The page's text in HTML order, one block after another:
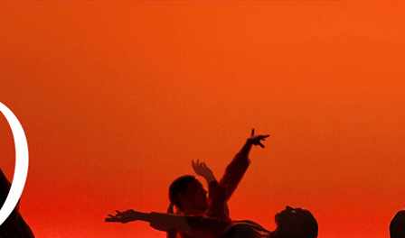
Menu
<
>
Ajoutez un logo, un bouton, des réseaux sociaux